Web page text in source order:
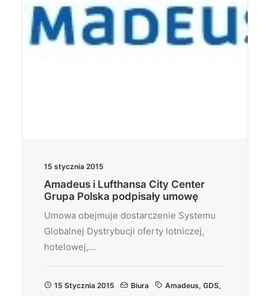
15 stycznia 2015
Amadeus i Lufthansa City Center
Grupa Polska podpisały umowę
Umowa obejmuje dostarczenie Systemu
Globalnej Dystrybucji oferty lotniczej,
hotelowej,…
15 Stycznia 2015 Biura Amadeus, GDS,